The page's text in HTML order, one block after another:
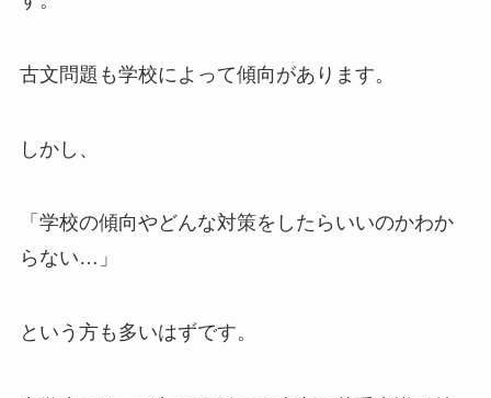
古文問題も学校によって傾向があります。
しかし、
「学校の傾向やどんな対策をしたらいいのかわか
らない…」
という方も多いはずです。